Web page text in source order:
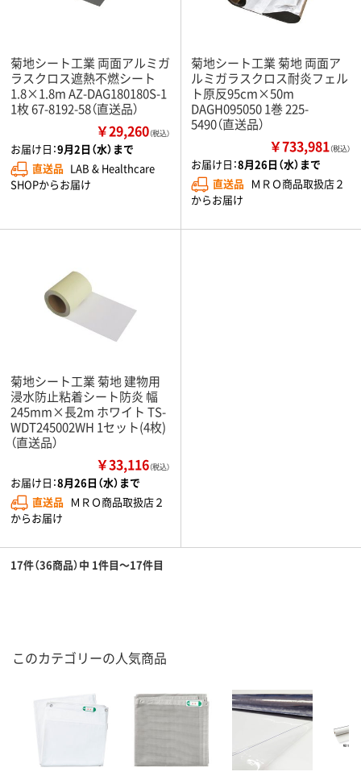
菊地シート工業 両面アルミガ
ラスクロス遮熱不燃シート
1.8×1.8m AZ-DAG180180S-1
1枚 67-8192-58（直送品）
￥29,260（税込）
お届け日：9月2日（水）まで
直送品 LAB & Healthcare
SHOPからお届け
菊地シート工業 菊地 両面ア
ルミガラスクロス耐炎フェル
ト原反95cm×50m
DAGH095050 1巻 225-
5490（直送品）
￥733,981（税込）
お届け日：8月26日（水）まで
直送品 ＭＲＯ商品取扱店２
からお届け
菊地シート工業 菊地 建物用
浸水防止粘着シート防炎 幅
245mm×長2m ホワイト TS-
WDT245002WH 1セット(4枚)
（直送品）
￥33,116（税込）
お届け日：8月26日（水）まで
直送品 ＭＲＯ商品取扱店２
からお届け
17件（36商品）中 1件目～17件目
このカテゴリーの人気商品